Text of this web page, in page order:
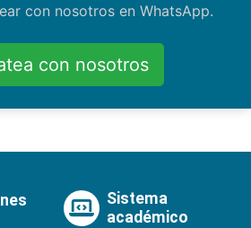
con nosotros en WhatsApp.
con nosotros
Sistema
académico